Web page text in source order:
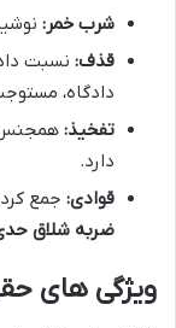
شرب خمر: نوشیدن
قذف: نسبت
دادگاه،
تفخیذ:
دارد.
قوادی: جمع
ضربه شلاق
ویژگی های